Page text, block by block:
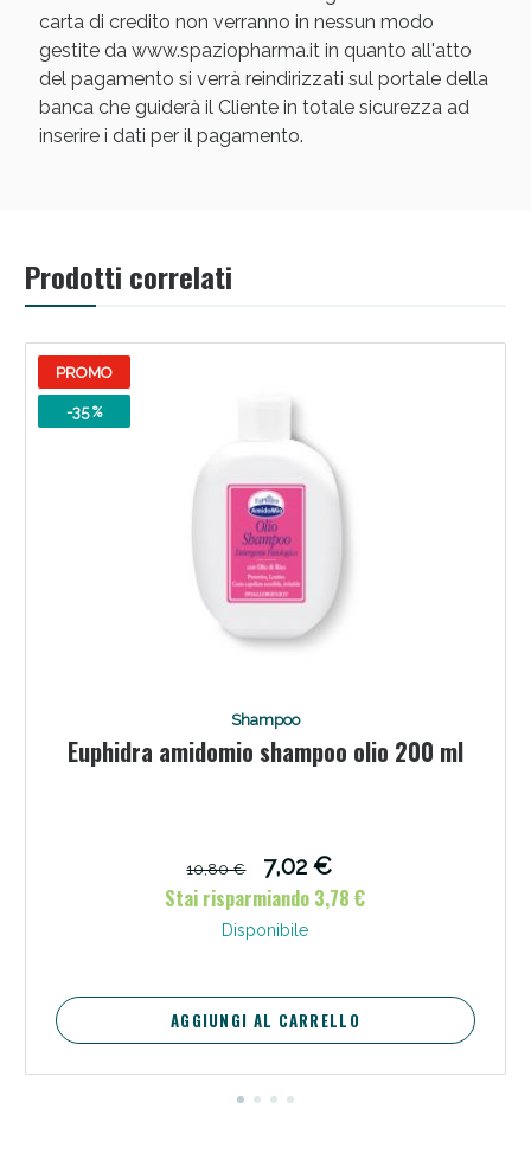
carta di credito non verranno in nessun modo
gestite da www.spaziopharma.it in quanto all'atto
del pagamento si verrà reindirizzati sul portale della
banca che guiderà il Cliente in totale sicurezza ad
inserire i dati per il pagamento.
Prodotti correlati
PROMO
-35 %
Shampoo
Euphidra amidomio shampoo olio 200 ml
10,80 €
7,02 €
Stai risparmiando 3,78 €
Disponibile
AGGIUNGI AL CARRELLO